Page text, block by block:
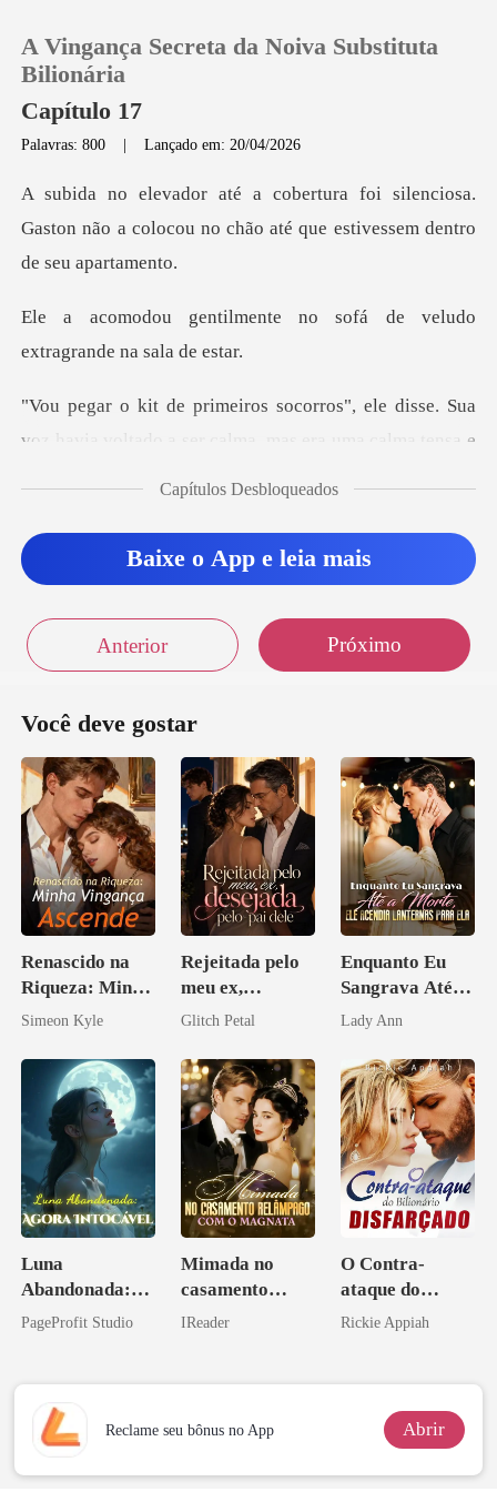
Loja
Sair
A Vingança Secreta da Noiva Substituta
Bilionária
Capítulo 17
Palavras: 800 |Lançado em: 20/04/2026
ilenciosa.
Gaston não a colocou no chão at
te no sofá de veludo
ext
ele disse. Sua
voz havia voltado a ser ca
n o ob
Capítulos Desbloqueados
Baixe o App e leia mais
Anterior Próximo
Você deve gostar
Renascido na
Riqueza: Minha
Vingança
Simeon Kyle
Rejeitada pelo
meu ex,
desejada pelo
Glitch Petal
Enquanto Eu
Sangrava Até a
Morte, Ele
Lanternas Para
Ela
Lady Ann
Luna
Abandonada:
Agora Intocável
PageProfit Studio
Mimada no
casamento
relâmpago com
IReader
O Contra-
ataque do
Bilionário
Rickie Appiah
Reclame seu bônus no App Abrir